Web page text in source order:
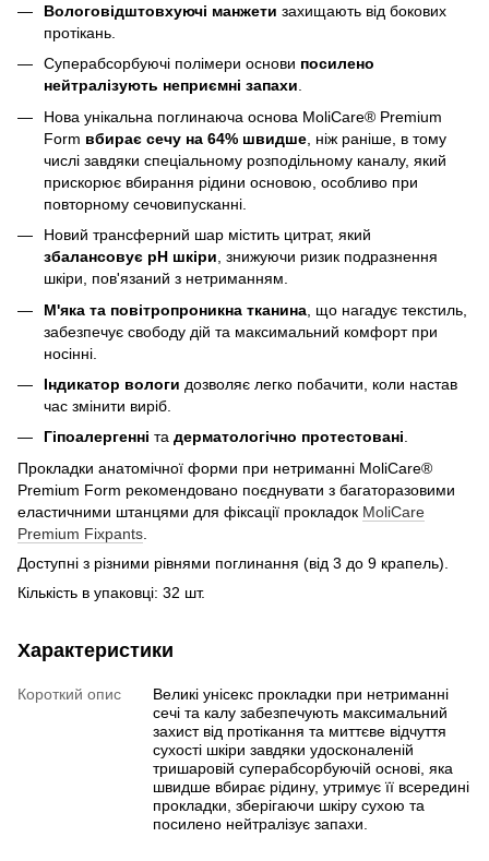
Вологовідштовхуючі манжети захищають від бокових
протікань.
Суперабсорбуючі полімери основи посилено
нейтралізують неприємні запахи.
Нова унікальна поглинаюча основа MoliCare® Premium
Form вбирає сечу на 64% швидше , ніж раніше, в тому
числі завдяки спеціальному розподільному каналу, який
прискорює вбирання рідини основою, особливо при
повторному сечовипусканні.
Новий трансферний шар містить цитрат, який
збалансовує рН шкіри , знижуючи ризик подразнення
шкіри, пов'язаний з нетриманням.
М'яка та повітропроникна тканина , що нагадує текстиль,
забезпечує свободу дій та максимальний комфорт при
носінні.
Індикатор вологи дозволяє легко побачити, коли настав
час змінити виріб.
Гіпоалергенні та дерматологічно протестовані.
Прокладки анатомічної форми при нетриманні MoliCare®
Premium Form рекомендовано поєднувати з багаторазовими
еластичними штанцями для фіксації прокладок MoliCare
Premium Fixpants
Доступні з різними рівнями поглинання (від 3 до 9 крапель).
Кількість в упаковці: 32 шт.
Характеристики
Короткий опис
Великі унісекс прокладки при нетриманні
сечі та калу забезпечують максимальний
захист від протікання та миттєве відчуття
сухості шкіри завдяки удосконаленій
тришаровій суперабсорбуючій основі, яка
швидше вбирає рідину, утримує її всередині
прокладки, зберігаючи шкіру сухою та
посилено нейтралізує запахи.